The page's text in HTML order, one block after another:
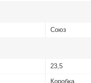
Союз
23,5
Коробка